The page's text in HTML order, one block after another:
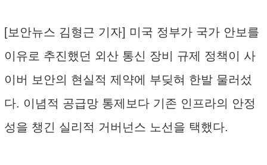
[보안뉴스 김형근 기자] 미국 정부가 국가 안보를
이유로 추진했던 외산 통신 장비 규제 정책이 사
이버 보안의 현실적 제약에 부딪혀 한발 물러섰
다. 이념적 공급망 통제보다 기존 인프라의 안정
성을 챙긴 실리적 거버넌스 노선을 택했다.